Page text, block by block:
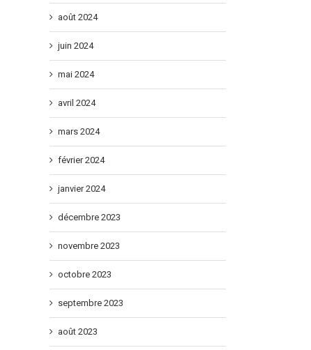
août 2024
juin 2024
mai 2024
avril 2024
mars 2024
février 2024
janvier 2024
décembre 2023
novembre 2023
octobre 2023
septembre 2023
août 2023